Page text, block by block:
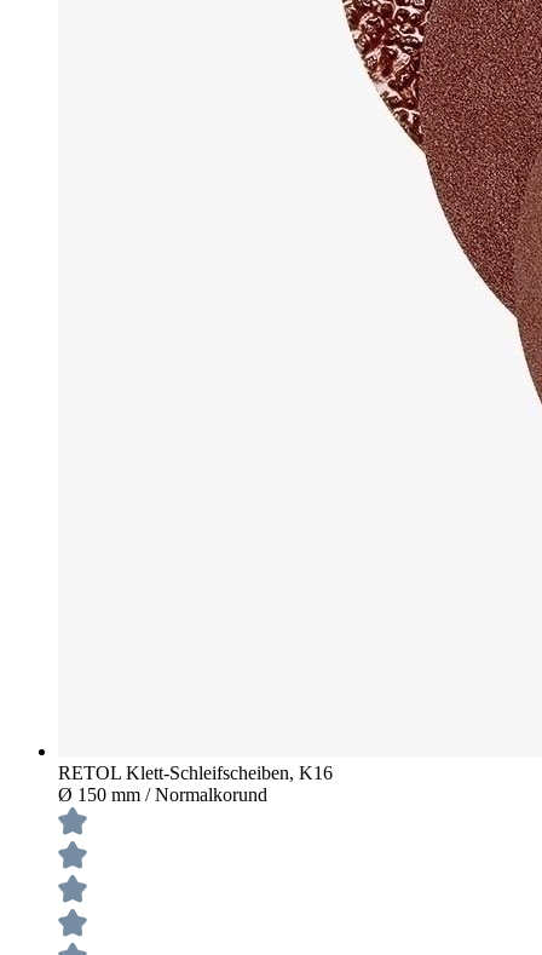
RETOL Klett-Schleifscheiben, K16
Ø 150 mm / Normalkorund